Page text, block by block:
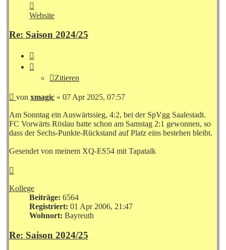
von
xmagic
Website
Re: Saison 2024/25
Zitieren
Beitrag
von xmagic » 07 Apr 2025, 07:57
Am Sonntag ein Auswärtssieg, 4:2, bei der SpVgg Saalestadt.
FC Vorwärts Röslau hatte schon am Samstag 2:1 gewonnen, so
dass der Sechs-Punkte-Rückstand auf Platz eins bestehen bleibt.
Gesendet von meinem XQ-ES54 mit Tapatalk
Kollege
Beiträge: 6564
Registriert: 01 Apr 2006, 21:47
Wohnort: Bayreuth
Re: Saison 2024/25